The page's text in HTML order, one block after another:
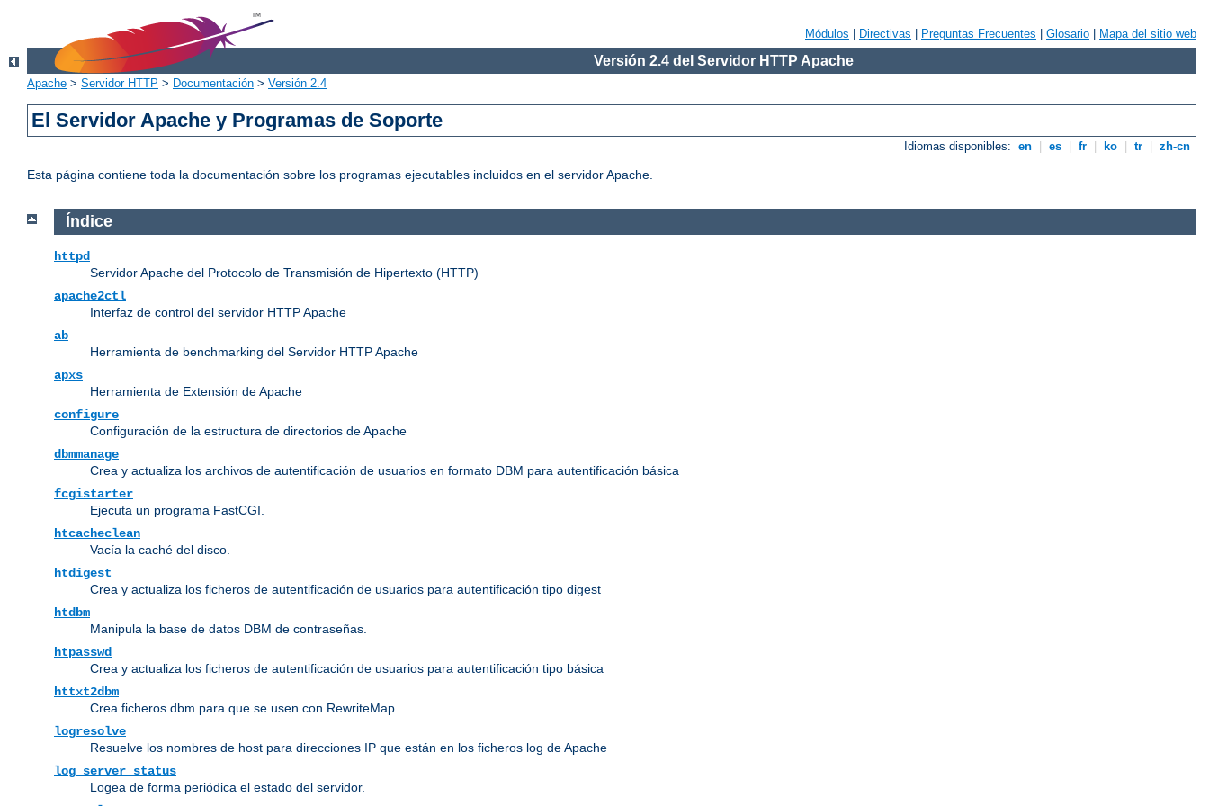
Módulos Directivas Preguntas Frecuentes Glosario Mapa del sitio web
Versión 2.4 del Servidor HTTP Apache
Apache > Servidor HTTP > Documentación > Versión 2.4
El Servidor Apache y Programas de Soporte
Idiomas disponibles: en es fr ko tr zh-cn
Esta página contiene toda la documentación sobre los programas ejecutables incluidos en el servidor Apache.
Índice
httpd
Servidor Apache del Protocolo de Transmisión de Hipertexto (HTTP)
apache2ctl
Interfaz de control del servidor HTTP Apache
ab
Herramienta de benchmarking del Servidor HTTP Apache
apxs
Herramienta de Extensión de Apache
configure
Configuración de la estructura de directorios de Apache
dbmmanage
Crea y actualiza los archivos de autentificación de usuarios en formato DBM para autentificación básica
fcgistarter
Ejecuta un programa FastCGI.
htcacheclean
Vacía la caché del disco.
htdigest
Crea y actualiza los ficheros de autentificación de usuarios para autentificación tipo digest
htdbm
Manipula la base de datos DBM de contraseñas.
htpasswd
Crea y actualiza los ficheros de autentificación de usuarios para autentificación tipo básica
httxt2dbm
Crea ficheros dbm para que se usen con RewriteMap
logresolve
Resuelve los nombres de host para direcciones IP que están en los ficheros log de Apache
log_server_status
Logea de forma periódica el estado del servidor.